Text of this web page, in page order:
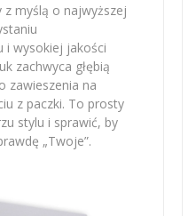
myślą o najwyższej
i wysokiej jakości
zachwyca głębią
zawieszenia na
z paczki. To prosty
stylu i sprawić, by
„Twoje”.